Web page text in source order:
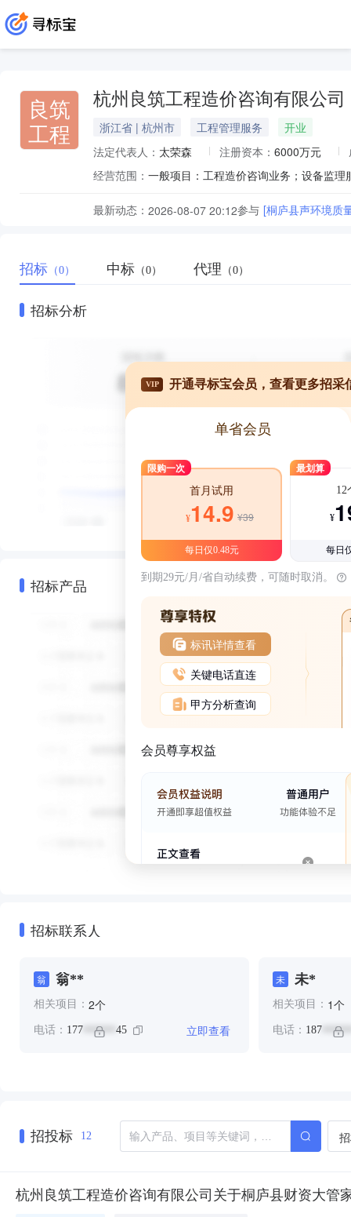
良筑
工程
杭州良筑工程造价咨询有限公司
浙江省 | 杭州市 工程管理服务
开业
法定代表人： 太荣森 注册资本： 6000万元
经营范围：
最新动态： 2026-08-07 20:12参与 [桐庐县声环境质
招标 （0） 中标 （0） 代理 （0）
招标分析
招标产品
VIP 开通寻标宝会员，查看更多招采
单省会员
限购一次
首月试用
¥14.9 ¥39
每日仅0.48元
最划算
12
¥
每日
到期29元/月/省自动续费，可随时取消。
标讯详情查看
关键电话直连
甲方分析查询
会员尊享权益
招标联系人
翁 翁**
相关项目： 2个
电话： 177 ****** 45 立即查看
未 未*
相关项目： 1个
电话： 187
招投标 12
杭州良筑工程造价咨询有限公司关于桐庐县财资大管